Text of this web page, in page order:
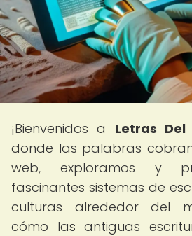
¡Bienvenidos a Letras Del
donde las palabras
web, exploramos y
fascinantes sistemas de
culturas alrededor del
cómo las antiguas